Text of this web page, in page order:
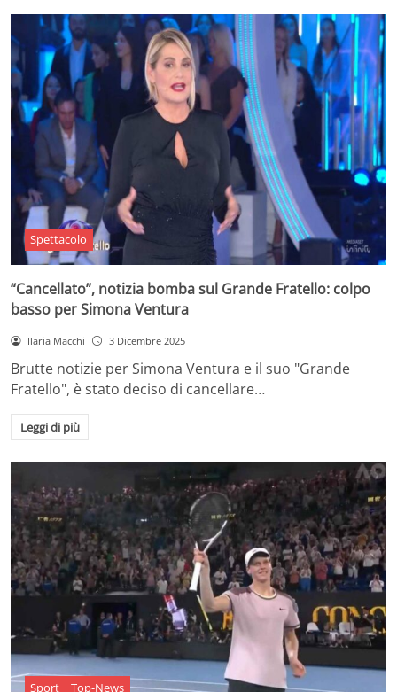
Spettacolo
“Cancellato”, notizia bomba sul Grande Fratello: colpo
basso per Simona Ventura
Ilaria Macchi 3 Dicembre 2025
Brutte notizie per Simona Ventura e il suo "Grande
Fratello", è stato deciso di cancellare…
Leggi di più
Sport Top-News